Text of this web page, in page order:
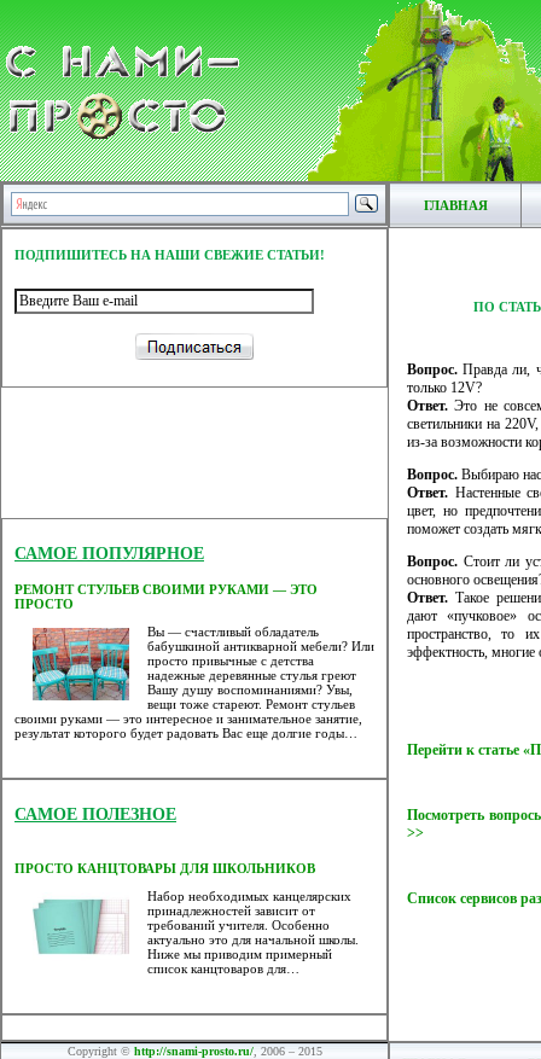
ГЛАВНАЯ
ПОДПИШИТЕСЬ НА НАШИ СВЕЖИЕ СТАТЬИ!
САМОЕ ПОПУЛЯРНОЕ
РЕМОНТ СТУЛЬЕВ СВОИМИ РУКАМИ — ЭТО
ПРОСТО
Вы — счастливый обладатель
бабушкиной антикварной мебели? Или
просто привычные с детства
надежные деревянные стулья греют
Вашу душу воспоминаниями? Увы,
вещи тоже стареют. Ремонт стульев
своими руками — это интересное и занимательное занятие,
результат которого будет радовать Вас еще долгие годы…
САМОЕ ПОЛЕЗНОЕ
ПРОСТО КАНЦТОВАРЫ ДЛЯ ШКОЛЬНИКОВ
Набор необходимых канцелярских
принадлежностей зависит от
требований учителя. Особенно
актуально это для начальной школы.
Ниже мы приводим примерный
список канцтоваров для…
ПО
Вопрос. Правда ли,
только 12V?
Ответ. Это не
светильники на
из-за возможности
Вопрос. Выбираю
Ответ. Настенные
цвет, но
поможет создать
Вопрос. Стоит ли
основного
Ответ. Такое
дают «пучковое»
пространство, то
эффектность, многие
Перейти к статье
Посмотреть
>>
Список сервисов
Copyright © http://snami-prosto.ru/, 2006 – 2015